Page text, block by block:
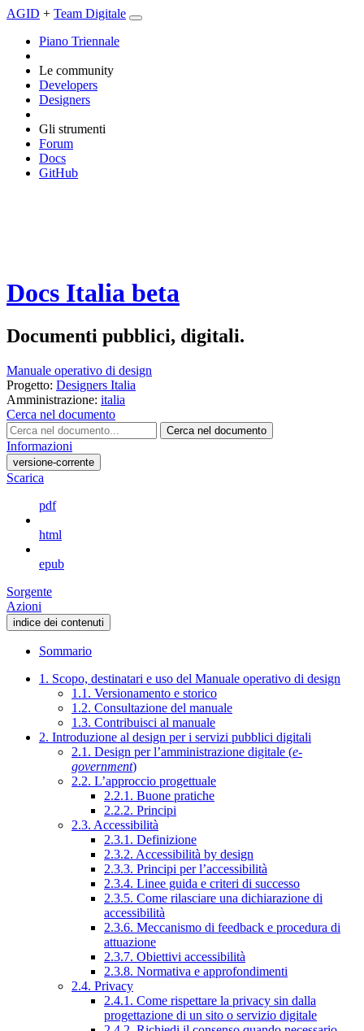
AGID + Team Digitale
Piano Triennale
Le community
Developers
Designers
Gli strumenti
Forum
Docs
GitHub
Docs Italia beta
Documenti pubblici, digitali.
Manuale operativo di design
Progetto: Designers Italia
Amministrazione: italia
Cerca nel documento
Cerca nel documento
Informazioni
versione-corrente
Scarica
pdf
html
epub
Sorgente
Azioni
indice dei contenuti
Sommario
1. Scopo, destinatari e uso del Manuale operativo di design
1.1. Versionamento e storico
1.2. Consultazione del manuale
1.3. Contribuisci al manuale
2. Introduzione al design per i servizi pubblici digitali
2.1. Design per l’amministrazione digitale (e-
government)
2.2. L’approccio progettuale
2.2.1. Buone pratiche
2.2.2. Principi
2.3. Accessibilità
2.3.1. Definizione
2.3.2. Accessibilità by design
2.3.3. Principi per l’accessibilità
2.3.4. Linee guida e criteri di successo
2.3.5. Come rilasciare una dichiarazione di
accessibilità
2.3.6. Meccanismo di feedback e procedura di
attuazione
2.3.7. Obiettivi accessibilità
2.3.8. Normativa e approfondimenti
2.4. Privacy
2.4.1. Come rispettare la privacy sin dalla
progettazione di un sito o servizio digitale